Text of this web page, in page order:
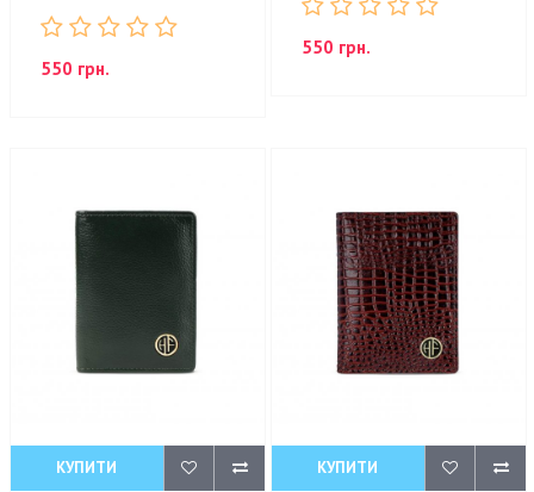
550 грн.
550 грн.
КУПИТИ КУПИТИ